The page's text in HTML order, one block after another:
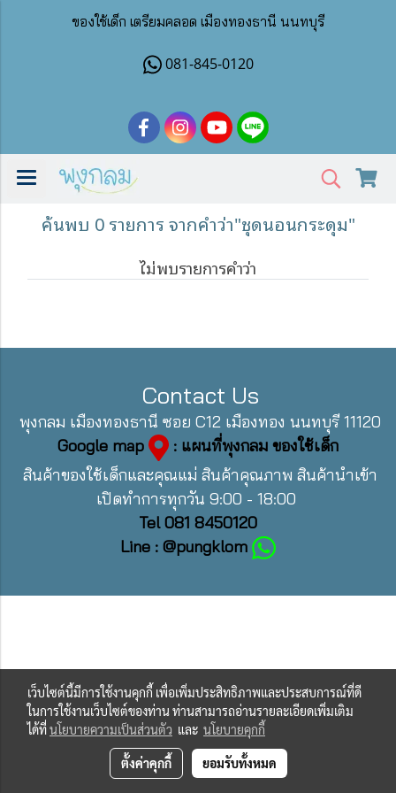
ของใช้เด็ก เตรียมคลอด เมืองทองธานี นนทบุรี
081-845-0120
ค้นพบ 0 รายการ จากคำว่า"ชุดนอนกระดุม"
ไม่พบรายการคำว่า
Contact Us
พุงกลม เมืองทองธานี ซอย C12 เมืองทอง นนทบุรี 11120
Google map
: แผนที่พุงกลม ของใช้เด็ก
สินค้าของใช้เด็กและคุณแม่ สินค้าคุณภาพ สินค้านำเข้า
เปิดทำการทุกวัน 9:00 - 18:00
Tel 081 8450120
Line : @pungklom
เว็บไซต์นี้มีการใช้งานคุกกี้ เพื่อเพิ่มประสิทธิภาพและประสบการณ์ที่ดี
ในการใช้งานเว็บไซต์ของท่าน ท่านสามารถอ่านรายละเอียดเพิ่มเติม
ได้ที่นโยบายความเป็นส่วนตัว และ นโยบายคุกกี้
ตั้งค่าคุกกี้ ยอมรับทั้งหมด